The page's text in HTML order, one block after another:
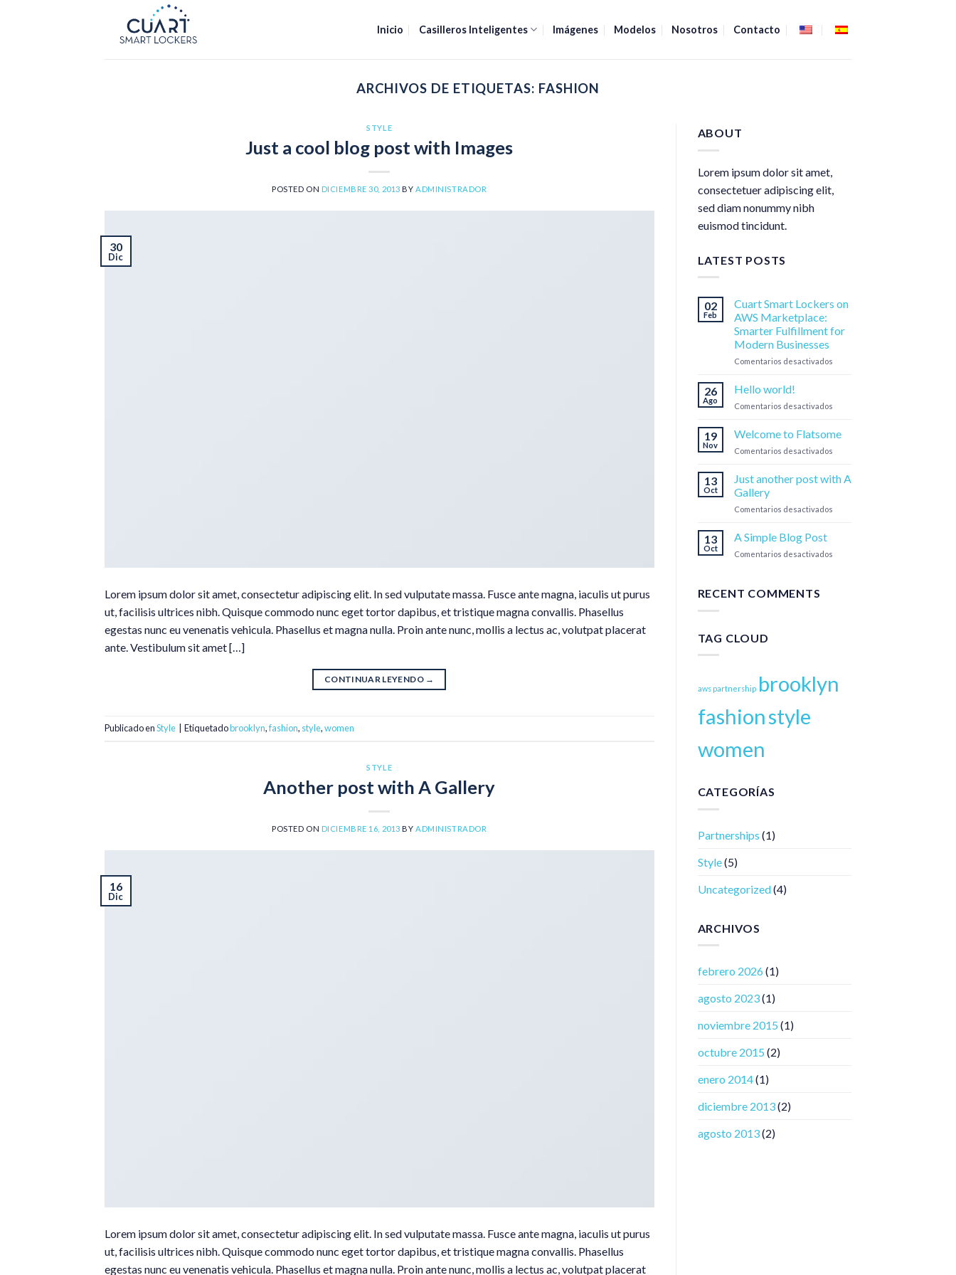
Inicio Casilleros Inteligentes Imágenes Modelos Nosotros Contacto
ARCHIVOS DE ETIQUETAS: FASHION
STYLE
Just a cool blog post with Images
POSTED ON DICIEMBRE 30, 2013 BYADMINISTRADOR
30
Dic
Lorem ipsum dolor sit amet, consectetur adipiscing elit. In sed vulputate massa. Fusce ante magna, iaculis ut purus
ut, facilisis ultrices nibh. Quisque commodo nunc eget tortor dapibus, et tristique magna convallis. Phasellus
egestas nunc eu venenatis vehicula. Phasellus et magna nulla. Proin ante nunc, mollis a lectus ac, volutpat placerat
ante. Vestibulum sit amet […]
CONTINUAR LEYENDO →
Publicado enStyle Etiquetadobrooklyn,fashion, style,women
STYLE
Another post with A Gallery
POSTED ON DICIEMBRE 16, 2013 BY ADMINISTRADOR
16
Dic
Lorem ipsum dolor sit amet, consectetur adipiscing elit. In sed vulputate massa. Fusce ante magna, iaculis ut purus
ut, facilisis ultrices nibh. Quisque commodo nunc eget tortor dapibus, et tristique magna convallis. Phasellus
egestas nunc eu venenatis vehicula. Phasellus et magna nulla. Proin ante nunc, mollis a lectus ac, volutpat placerat
ABOUT
Lorem ipsum dolor sit amet,
consectetuer adipiscing elit,
sed diam nonummy nibh
euismod tincidunt.
LATEST POSTS
02
Feb
Cuart Smart Lockers on
AWS Marketplace:
Smarter Fulfillment for
Modern Businesses
Comentarios desactivadosen
on
Marketplace:
Modern
26
Ago
Hello world!
Comentarios desactivadosen
19
Nov
Welcome to Flatsome
Comentarios desactivadosen
to
13
Oct
Just another post with A
Gallery
Comentarios desactivadosen
with
13
Oct
A Simple Blog Post
Comentarios desactivadosen
RECENT COMMENTS
TAG CLOUD
aws partnership brooklyn
fashionstyle
women
CATEGORÍAS
Partnerships (1)
Style(5)
Uncategorized(4)
ARCHIVOS
febrero 2026 (1)
agosto 2023(1)
noviembre 2015 (1)
octubre 2015 (2)
enero 2014(1)
diciembre 2013(2)
agosto 2013(2)